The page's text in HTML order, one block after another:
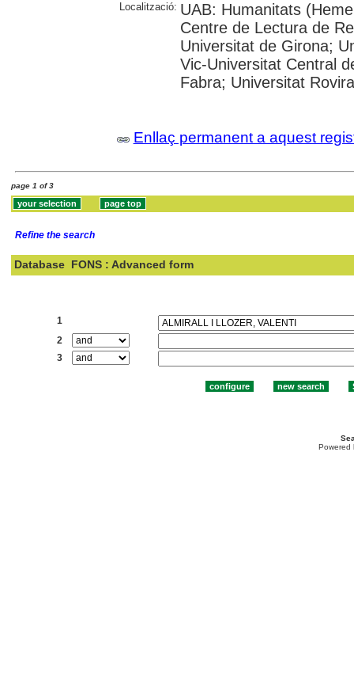
Localització: UAB: Humanitats
Centre de Lectura de
Universitat de Girona;
Vic-Universitat Central
Fabra; Universitat
Enllaç permanent a aquest
page 1 of 3
Refine the search
Database FONS : Advanced form
1
2
3